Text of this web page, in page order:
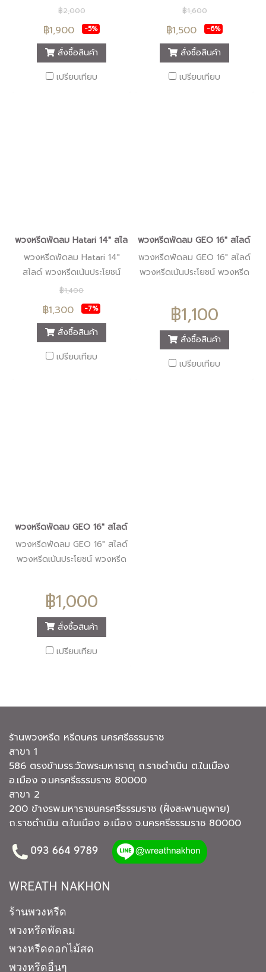
พวงหรีดคุ้มค่า พวงหรีดทันสมัย
พวงหรีดคุณภาพ พวงหรีดมี
หลายแบบให้เลือก ที่เดียวครบ
พนักงานใส่ใจบริการ ต้องมาร้าน
หรีดนคร นครศรีธรรมราช
฿2,000
฿1,900 -5%
สั่งซื้อสินค้า
เปรียบเทียบ
พวงหรีดคุ้มค่า พวงหรีดทันสมัย
พวงหรีดคุณภาพ พวงหรีดมี
หลายแบบให้เลือก ที่เดียวครบ
พนักงานใส่ใจบริการ ต้องมาร้าน
หรีดนคร นครศรีธรรมราช
฿1,600
฿1,500 -6%
สั่งซื้อสินค้า
เปรียบเทียบ
พวงหรีดพัดลม Hatari 14" สไลด์ "ร้านดอกไม้หรีดนคร" #ร้านพวงหรีด
พวงหรีดพัดลม Hatari 14"
สไลด์ พวงหรีดเน้นประโยชน์
พวงหรีดคุ้มค่า พวงหรีดทันสมัย
พวงหรีดคุณภาพ พวงหรีดมี
หลายแบบให้เลือก ที่เดียวครบ
พนักงานใส่ใจบริการ ต้องมาร้าน
฿1,400
฿1,300 -7%
สั่งซื้อสินค้า
เปรียบเทียบ
พวงหรีดพัดลม GEO 16" สไลด์ "ร้
พวงหรีดพัดลม GEO 16" สไลด์
พวงหรีดเน้นประโยชน์ พวงหรีด
หลายแบบให้เลือก ที่เดียวครบ
พนักงานใส่ใจบริการ ต้องมาร้าน
หรีดนคร นครศรีธรรมราช
฿1,100
สั่งซื้อสินค้า
เปรียบเทียบ
พวงหรีดพัดลม GEO 16" สไลด์ "ร้านดอกไม้หรีดนคร" #ร้านพวงหรีดน
พวงหรีดพัดลม GEO 16" สไลด์
พวงหรีดเน้นประโยชน์ พวงหรีด
หลายแบบให้เลือก ที่เดียวครบ
พนักงานใส่ใจบริการ ต้องมาร้าน
หรีดนคร นครศรีธรรมราช
฿1,000
สั่งซื้อสินค้า
เปรียบเทียบ
ร้านพวงหรีด หรีดนคร นครศรีธรรมราช
สาขา 1
586 ตรงข้ามรร.วัดพระมหาธาตุ ถ.ราชดำเนิน ต.ในเมือง
อ.เมือง จ.นครศรีธรรมราช 80000
สาขา 2
200 ข้างรพ.มหาราชนครศรีธรรมราช (ฝั่งสะพานคูพาย)
ถ.ราชดำเนิน ต.ในเมือง อ.เมือง จ.นครศรีธรรมราช 80000
WREATH NAKHON
ร้านพวงหรีด
พวงหรีดพัดลม
พวงหรีดดอกไม้สด
พวงหรีดอื่นๆ